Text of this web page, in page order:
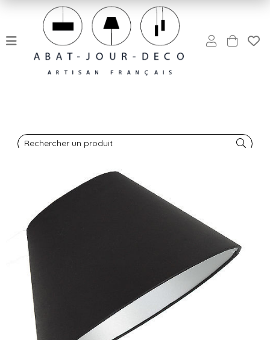
Rechercher un produit